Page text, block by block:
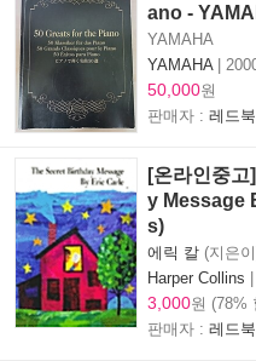
ano -
YAMAHA
YAMAHA |
50,000원
판매자 : 레드북
[온라인중
y Message
s)
에릭 칼 (지은
Harper Collins |
3,000원 (78%
판매자 : 레드북